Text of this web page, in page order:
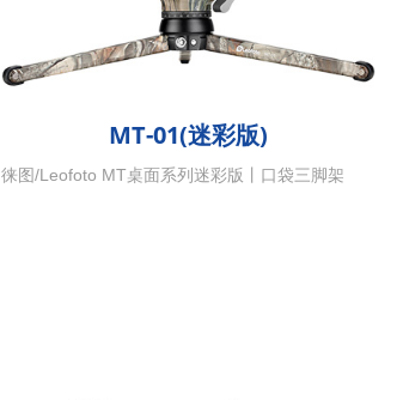
MT-01(迷彩版)
徕图/Leofoto MT桌面系列迷彩版丨口袋三脚架